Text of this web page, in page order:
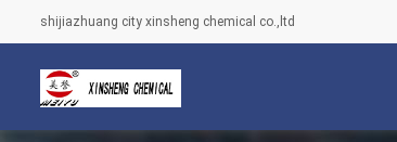
shijiazhuang city xinsheng chemical co.,ltd